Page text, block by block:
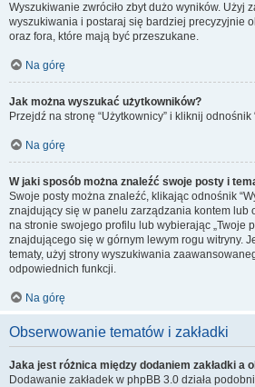
Wyszukiwanie zwróciło zbyt dużo wyników. Użyj
wyszukiwania i postaraj się bardziej precyzyjnie
oraz fora, które mają być przeszukane.
Na górę
Jak można wyszukać użytkowników?
Przejdź na stronę “Użytkownicy” i kliknij odnośnik
Na górę
W jaki sposób można znaleźć swoje posty i
Swoje posty można znaleźć, klikając odnośnik
znajdujący się w panelu zarządzania kontem lub
na stronie swojego profilu lub wybierając „Twoje
znajdującego się w górnym lewym rogu witryny.
tematy, użyj strony wyszukiwania
odpowiednich funkcji.
Na górę
Obserwowanie tematów i zakładki
Jaka jest różnica między dodaniem zakładki a
Dodawanie zakładek w phpBB 3.0 działa